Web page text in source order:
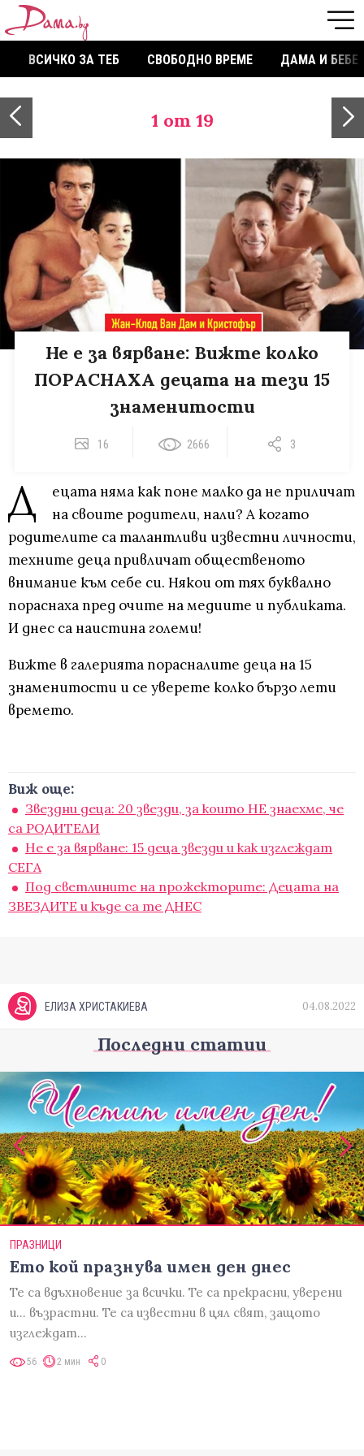
ВСИЧКО ЗА ТЕБ СВОБОДНО ВРЕМЕ ДАМА И БЕБЕ
1 от 19
Не е за вярване: Вижте колко
ПОРАСНАХА децата на тези 15
знаменитости
16 2666 3
Д
ецата няма как поне малко да не приличат
на своите родители, нали? А когато
родителите са талантливи известни личности,
техните деца привличат общественото
внимание към себе си. Някои от тях буквално
пораснаха пред очите на медиите и публиката.
И днес са наистина големи!
Вижте в галерията порасналите деца на 15
знаменитости и се уверете колко бързо лети
времето.
Виж още:
Звездни деца: 20 звезди, за които НЕ знаехме, че
са РОДИТЕЛИ
Не е за вярване: 15 деца звезди и как изглеждат
СЕГА
Под светлините на прожекторите: Децата на
ЗВЕЗДИТЕ и къде са те ДНЕС
ЕЛИЗА ХРИСТАКИЕВА 04.08.2022
Последни статии
ПРАЗНИЦИ
Ето кой празнува имен ден днес
Те са вдъхновение за всички. Те са прекрасни, уверени
и... възрастни. Те са известни в цял свят, защото
изглеждат…
56 2 мин 0